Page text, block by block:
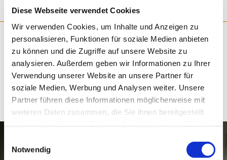
Diese Webseite verwendet Cookies
Wir verwenden Cookies, um Inhalte und Anzeigen zu
personalisieren, Funktionen für soziale Medien anbieten
zu können und die Zugriffe auf unsere Website zu
analysieren. Außerdem geben wir Informationen zu Ihrer
Verwendung unserer Website an unsere Partner für
soziale Medien, Werbung und Analysen weiter. Unsere
Partner führen diese Informationen möglicherweise mit
weiteren Daten zusammen, die Sie ihnen bereitgestellt
Notwendig
JACHS SCHLAFZIMMER 03 (SCHLAFEN)